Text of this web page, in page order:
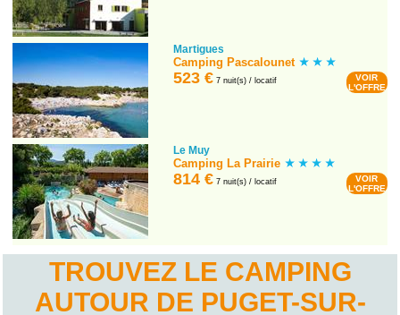
Martigues
Camping Pascalounet
523 € 7 nuit(s) / locatif
VOIR
L'OFFRE
Le Muy
Camping La Prairie
814 € 7 nuit(s) / locatif
VOIR
L'OFFRE
TROUVEZ LE CAMPING
AUTOUR DE PUGET-SUR-